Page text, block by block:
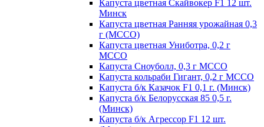
Капуста цветная Скайвокер F1 12 шт.
Минск
Капуста цветная Ранняя урожайная 0,3
г (МССО)
Капуста цветная Униботра, 0,2 г
МССО
Капуста Сноуболл, 0,3 г МССО
Капуста кольраби Гигант, 0,2 г МССО
Капуста б/к Казачок F1 0,1 г. (Минск)
Капуста б/к Белорусская 85 0,5 г.
(Минск)
Капуста б/к Агрессор F1 12 шт.